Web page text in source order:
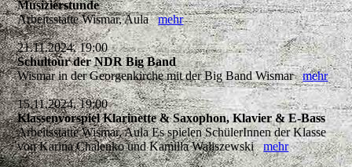
Musizierstunde
Arbeitsstätte Wismar, Aulamehr
21.11.2024, 19:00
Schultour der NDR Big Band
Wismar in der Georgenkirche mit der Big Band Wismarmehr
15.11.2024, 19:00
Klassenvorspiel Klarinette & Saxophon, Klavier & E-Bass
Arbeitsstätte Wismar, Aula Es spielen SchülerInnen der Klasse
von Karina Chalenko und Kamilla Waliszewskimehr